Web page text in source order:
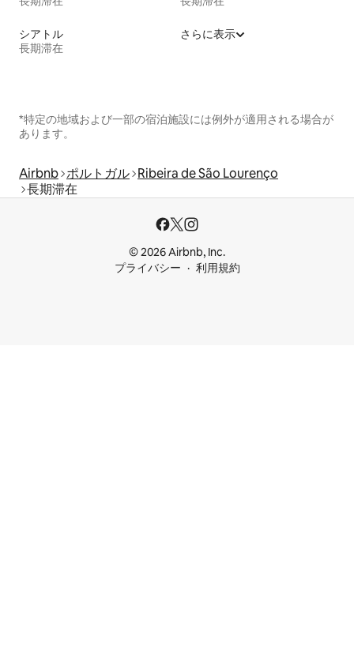
シアトル
長期滞在
さらに表示
*特定の地域および一部の宿泊施設には例外が適用される場合が
あります。
Airbnb ポルトガル Ribeira de São Lourenço
長期滞在
© 2026 Airbnb, Inc.
プライバシー
利用規約